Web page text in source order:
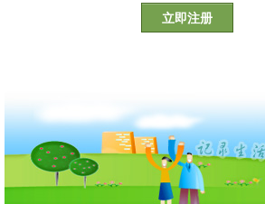
立即注册